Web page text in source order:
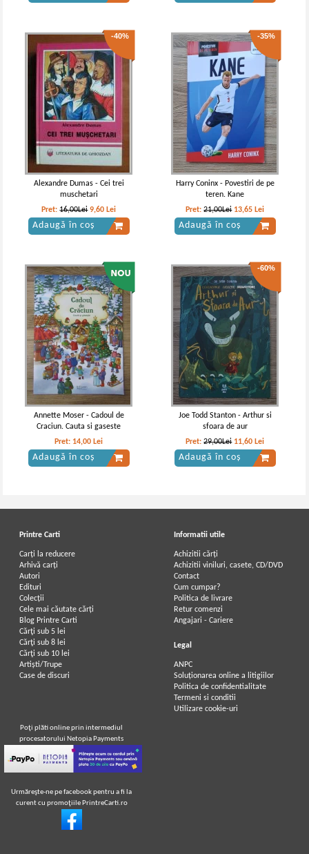
Oscar Wilde - Printul Fericit si alte
povestiri
IN STOC
Pret:16,00Lei11,20Lei
Adaugă în coș
Antoine de Saint Exupery, Oscar
Wilde, Frances Hodgson Burnett -
Micul print, Printul fericit, Micul
lord
IN STOC
Pret:10,00
Adaugă în coș
Oscar Wilde - Printul fericit
IN STOC
Pret:10,00Lei
Adaugă în coș
-20%
Oscar Wilde - Printul fericit si alte
povestiri
IN STOC
Pret:10,00Lei8,00Lei
Adaugă în coș
Pret:13,00Lei
Adaugă în coș
-40%
Oscar Wilde - Printul fericit si alte
povestiri
IN STOC
Pret:10,00Lei
Adaugă în coș
Oscar Wilde - Printul fericit
-60%
-40%
Alexandre Dumas - Cei trei
muschetari
Pret:16,00Lei 9,60 Lei
Adaugă în coș
-35%
Harry Coninx - Povestiri de pe
teren. Kane
Pret:21,00Lei 13,65 Lei
Adaugă în coș
Annette Moser - Cadoul de
Craciun. Cauta si gaseste
Pret: 14,00 Lei
Adaugă în coș
-60%
Joe Todd Stanton - Arthur si
sfoara de aur
Pret:29,00Lei 11,60 Lei
Adaugă în coș
Printre Carti
Carți la reducere
Arhivă carți
Autori
Edituri
Colecții
Cele mai căutate cărți
Blog Printre Carti
Cărţi sub 5 lei
Cărţi sub 8 lei
Cărţi sub 10 lei
Artiști/Trupe
Case de discuri
Informatii utile
Achizitii cărți
Achizitii viniluri, casete, CD/DVD
Contact
Cum cumpar?
Politica de livrare
Retur comenzi
Angajari - Cariere
Legal
ANPC
Soluționarea online a litigiilor
Politica de confidentialitate
Termeni si conditii
Utilizare cookie-uri
Poţi plăti online prin intermediul
procesatorului Netopia Payments
Urmăreşte-ne pe facebook pentru a fi la
curent cu promoţiile PrintreCarti.ro